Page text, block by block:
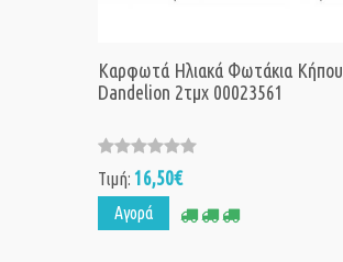
Καρφωτά Ηλιακά Φωτάκια Κήπου
Dandelion 2τμχ 00023561
Τιμή: 16,50€
Αγορά